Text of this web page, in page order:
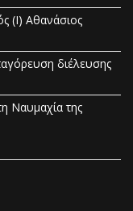
(Ι) Αθανάσιος
διέλευσης
Ναυμαχία της